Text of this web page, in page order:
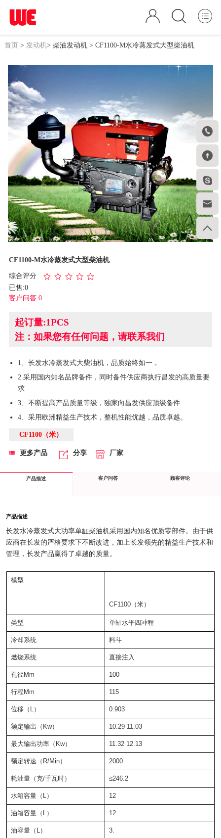





首页> 发动机> 柴油发动机> CF1100-M水冷蒸发式大型柴油机
1/1
CF1100-M水冷蒸发式大型柴油机
综合评分
已售:0
客户问答 0
起订量:1PCS
注：如果您有任何问题，请联系我们
1、长发水冷蒸发式大柴油机，品质始终如一，
2.采用国内知名品牌备件，同时备件供应商执行昌发的高质量要
求
3、不断提高产品质量等级，独家向昌发供应顶级备件
4、采用欧洲精益生产技术，整机性能优越，品质卓越。
CF1100（米）
更多产品 分享 厂家
产品描述 客户问答 顾客评论
产品描述
长发水冷蒸发式大功率单缸柴油机采用国内知名优质零部件。由于供
应商在长发的严格要求下不断改进，加上长发领先的精益生产技术和
管理，长发产品赢得了卓越的质量。
模型
CF1100（米）
类型 单缸水平四冲程
冷却系统 料斗
燃烧系统 直接注入
孔径Mm 100
行程Mm 115
位移（L） 0.903
额定输出（Kw） 10.29 11.03
最大输出功率（Kw） 11.32 12.13
额定转速（R/Min） 2000
耗油量（克/千瓦时） ≤246.2
水箱容量（L） 12
油箱容量（L） 12
油容量（L） 3.